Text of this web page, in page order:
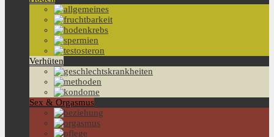
Verhüten
Sex & Orgasmus